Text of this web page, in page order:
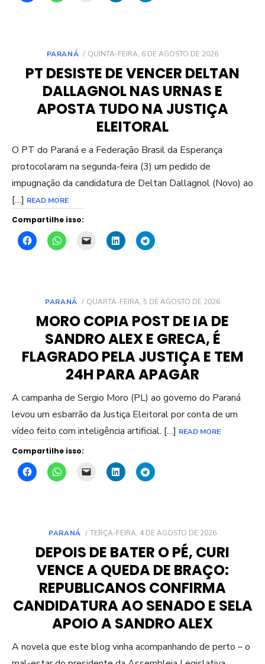
PARANÁ
POSTED
QUINTA-FEIRA, 6 DE AGOSTO DE 2026
PT DESISTE DE VENCER DELTAN
DALLAGNOL NAS URNAS E
APOSTA TUDO NA JUSTIÇA
ELEITORAL
O PT do Paraná e a Federação Brasil da Esperança
protocolaram na segunda-feira (3) um pedido de
impugnação da candidatura de Deltan Dallagnol (Novo) ao
[…] READ MORE
Compartilhe isso:
PARANÁ
POSTED
QUARTA-FEIRA, 5 DE AGOSTO DE 2026
MORO COPIA POST DE IA DE
SANDRO ALEX E GRECA, É
FLAGRADO PELA JUSTIÇA E TEM
24H PARA APAGAR
A campanha de Sergio Moro (PL) ao governo do Paraná
levou um esbarrão da Justiça Eleitoral por conta de um
vídeo feito com inteligência artificial. […] READ MORE
Compartilhe isso:
PARANÁ
POSTED
TERÇA-FEIRA, 4 DE AGOSTO DE 2026
DEPOIS DE BATER O PÉ, CURI
VENCE A QUEDA DE BRAÇO:
REPUBLICANOS CONFIRMA
CANDIDATURA AO SENADO E SELA
APOIO A SANDRO ALEX
A novela que este blog vinha acompanhando de perto – o